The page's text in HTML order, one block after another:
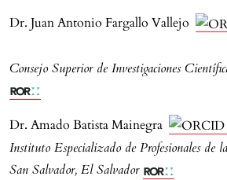
Dr. Juan Antonio Fargallo Vallejo
Consejo Superior de Investigaciones
Dr. Amado Batista Mainegra
Instituto Especializado de Profesionales
San Salvador, El Salvador